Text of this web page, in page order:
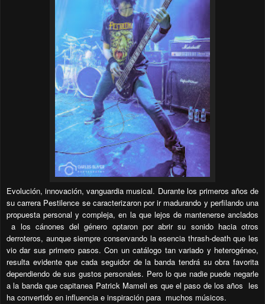
Evolución, innovación, vanguardia musical. Durante los primeros años de
su carrera Pestilence se caracterizaron por ir madurando y perfilando una
propuesta personal y compleja, en la que lejos de mantenerse anclados
a los cánones del género optaron por abrir su sonido hacia otros
derroteros, aunque siempre conservando la esencia thrash-death que les
vio dar sus primero pasos. Con un catálogo tan variado y heterogéneo,
resulta evidente que cada seguidor de la banda tendrá su obra favorita
dependiendo de sus gustos personales. Pero lo que nadie puede negarle
a la banda que capitanea Patrick Mameli es que el paso de los años les
ha convertido en influencia e inspiración para muchos músicos.